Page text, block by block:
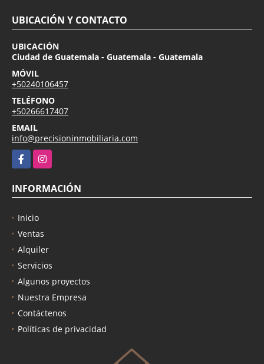
UBICACIÓN Y CONTACTO
UBICACIÓN
Ciudad de Guatemala - Guatemala - Guatemala
MÓVIL
+50240106457
TELÉFONO
+50266617407
EMAIL
info@precisioninmobiliaria.com
FacebookInstagram
INFORMACIÓN
Inicio
Ventas
Alquiler
Servicios
Algunos proyectos
Nuestra Empresa
Contáctenos
Políticas de privacidad